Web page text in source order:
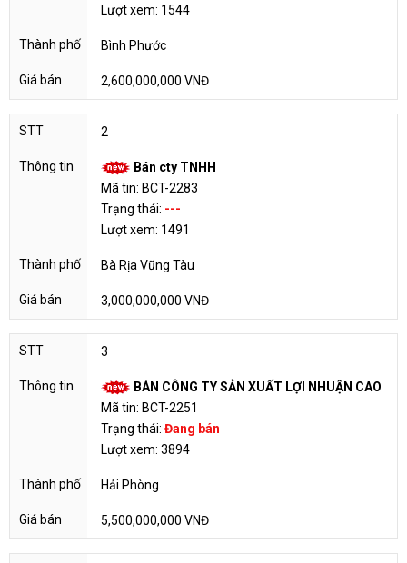
Lượt xem: 1544
Bình Phước
2,600,000,000 VNĐ
2
Bán cty TNHH
Mã tin: BCT-2283
Trạng thái: ---
Lượt xem: 1491
Bà Rịa Vũng Tàu
3,000,000,000 VNĐ
3
BÁN CÔNG TY SẢN XUẤT LỢI NHUẬN CAO
Mã tin: BCT-2251
Trạng thái: Đang bán
Lượt xem: 3894
Hải Phòng
5,500,000,000 VNĐ